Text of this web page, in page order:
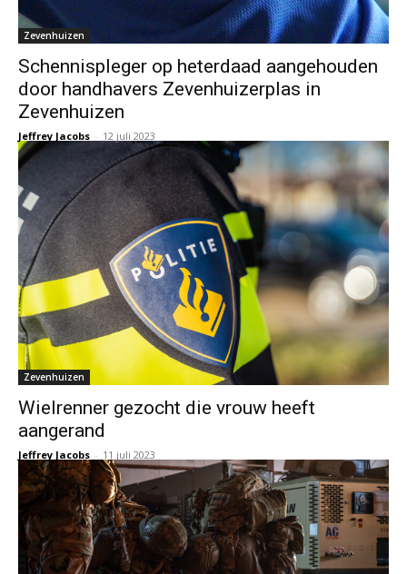
Zevenhuizen
Schennispleger op heterdaad aangehouden
door handhavers Zevenhuizerplas in
Zevenhuizen
Jeffrey Jacobs - 12 juli 2023
Zevenhuizen
Wielrenner gezocht die vrouw heeft
aangerand
Jeffrey Jacobs - 11 juli 2023